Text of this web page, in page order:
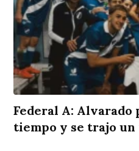
Federal A: Alvarado
tiempo y se trajo